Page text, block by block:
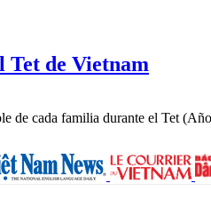
Tet de Vietnam
de cada familia durante el Tet